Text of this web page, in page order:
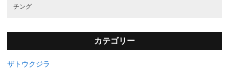
チング
カテゴリー
ザトウクジラ